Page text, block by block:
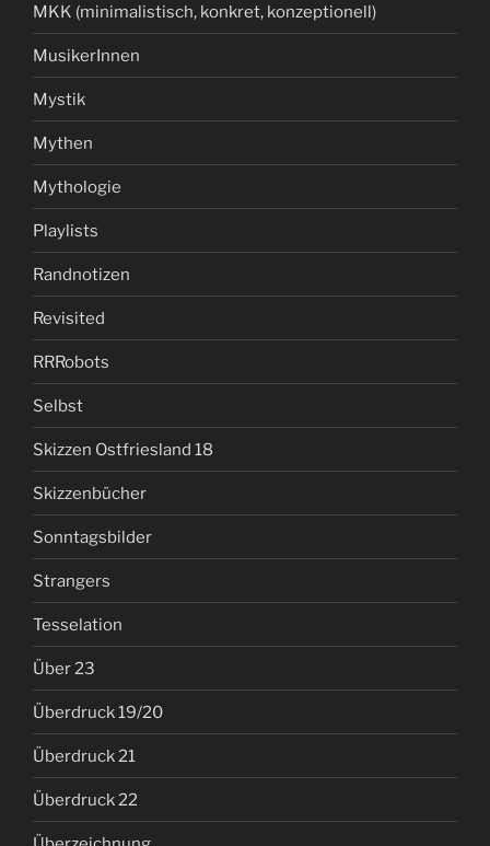
MKK (minimalistisch, konkret, konzeptionell)
MusikerInnen
Mystik
Mythen
Mythologie
Playlists
Randnotizen
Revisited
RRRobots
Selbst
Skizzen Ostfriesland 18
Skizzenbücher
Sonntagsbilder
Strangers
Tesselation
Über 23
Überdruck 19/20
Überdruck 21
Überdruck 22